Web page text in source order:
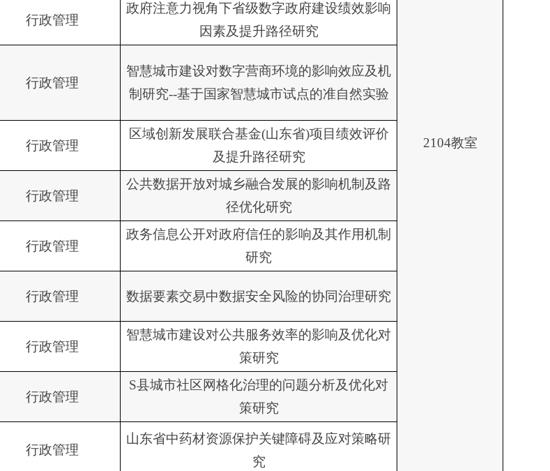
2104教室
行政管理
政府注意力视角下省级数字政府建设绩效影响
因素及提升路径研究
行政管理
智慧城市建设对数字营商环境的影响效应及机
制研究--基于国家智慧城市试点的准自然实验
行政管理
区域创新发展联合基金(山东省)项目绩效评价
及提升路径研究
行政管理
公共数据开放对城乡融合发展的影响机制及路
径优化研究
行政管理
政务信息公开对政府信任的影响及其作用机制
研究
行政管理 数据要素交易中数据安全风险的协同治理研究
行政管理
智慧城市建设对公共服务效率的影响及优化对
策研究
行政管理
S县城市社区网格化治理的问题分析及优化对
策研究
行政管理
山东省中药材资源保护关键障碍及应对策略研
究